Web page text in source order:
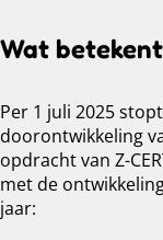
Wat
Per 1 juli 2025
doorontwikkeling
opdracht van Z-
met de
jaar: